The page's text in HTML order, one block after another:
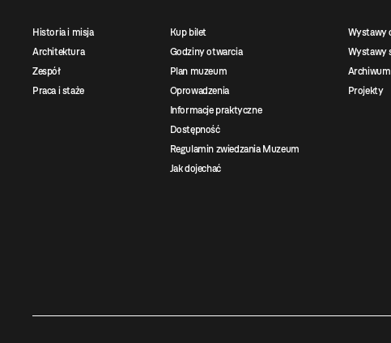
Historia i misja
Architektura
Zespół
Praca i staże
Kup bilet
Godziny otwarcia
Plan muzeum
Oprowadzenia
Informacje praktyczne
Dostępność
Regulamin zwiedzania Muzeum
Jak dojechać
Wystawy
Wystawy
Archiwum
Projekty